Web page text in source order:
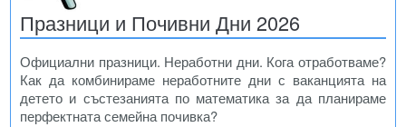
Празници и Почивни Дни 2026
Официални празници. Неработни дни. Кога отработваме?
Как да комбинираме неработните дни с ваканцията на
детето и състезанията по математика за да планираме
перфектната семейна почивка?